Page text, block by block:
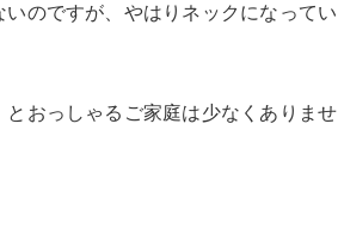
のですが、やはりネックになってい
おっしゃるご家庭は少なくありませ